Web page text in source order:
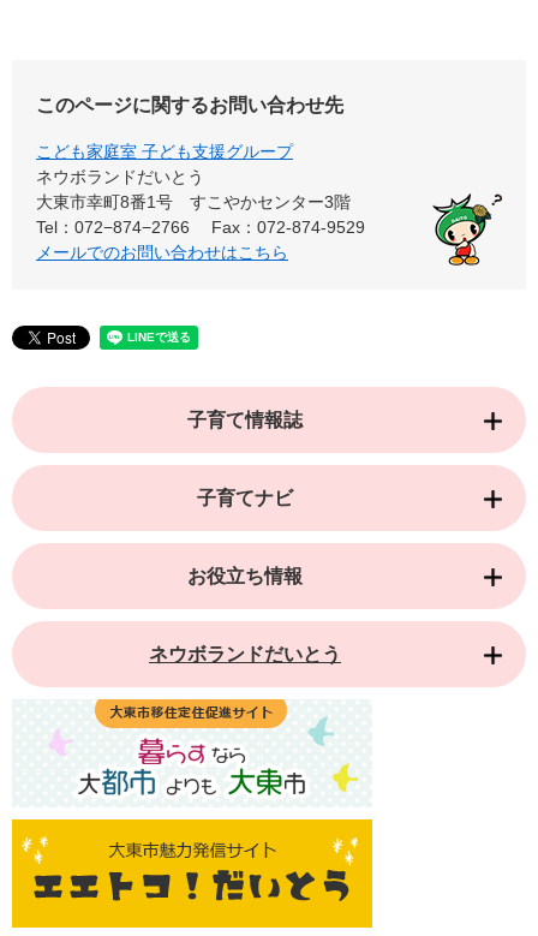
このページに関するお問い合わせ先
こども家庭室 子ども支援グループ
ネウボランドだいとう
大東市幸町8番1号 すこやかセンター3階
Tel：072−874−2766
Fax：072-874-9529
メールでのお問い合わせはこちら
子育て情報誌
子育てナビ
お役立ち情報
ネウボランドだいとう